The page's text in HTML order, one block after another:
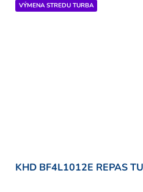
VÝMENA STREDU TURBA
KHD BF4L1012E REPAS